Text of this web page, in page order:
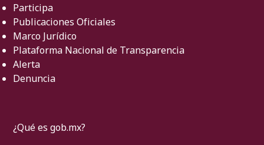
Participa
Publicaciones Oficiales
Marco Jurídico
Plataforma Nacional de Transparencia
Alerta
Denuncia
¿Qué es gob.mx?